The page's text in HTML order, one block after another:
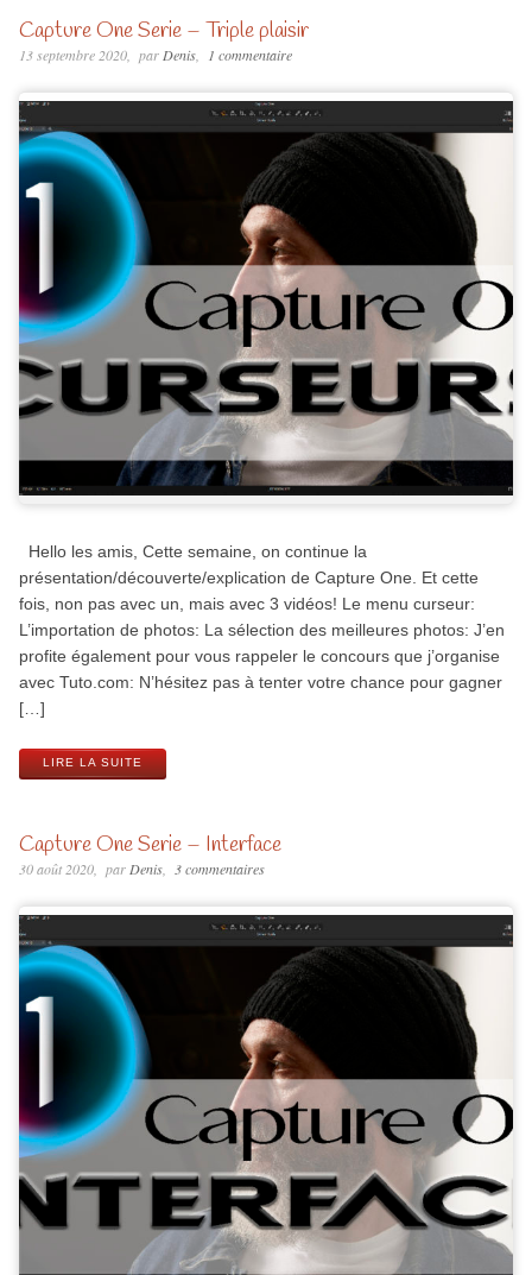
Capture One Serie – Triple plaisir
13 septembre 2020 parDenis 1 commentaire
Hello les amis, Cette semaine, on continue la
présentation/découverte/explication de Capture One. Et cette
fois, non pas avec un, mais avec 3 vidéos! Le menu curseur:
L’importation de photos: La sélection des meilleures photos: J’en
profite également pour vous rappeler le concours que j’organise
avec Tuto.com: N’hésitez pas à tenter votre chance pour gagner
[…]
LIRE LA SUITE
Capture One Serie – Interface
30 août 2020 parDenis 3 commentaires